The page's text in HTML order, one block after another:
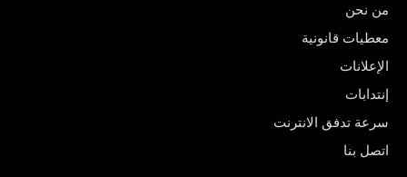
من نحن
معطيات قانونية
الإعلانات
إنتدابات
سرعة تدفق الانترنت
اتصل بنا